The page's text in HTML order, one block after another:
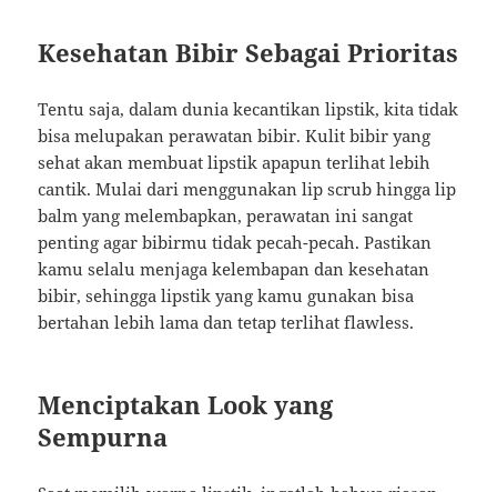
Kesehatan Bibir Sebagai Prioritas
Tentu saja, dalam dunia kecantikan lipstik, kita tidak
bisa melupakan perawatan bibir. Kulit bibir yang
sehat akan membuat lipstik apapun terlihat lebih
cantik. Mulai dari menggunakan lip scrub hingga lip
balm yang melembapkan, perawatan ini sangat
penting agar bibirmu tidak pecah-pecah. Pastikan
kamu selalu menjaga kelembapan dan kesehatan
bibir, sehingga lipstik yang kamu gunakan bisa
bertahan lebih lama dan tetap terlihat flawless.
Menciptakan Look yang
Sempurna